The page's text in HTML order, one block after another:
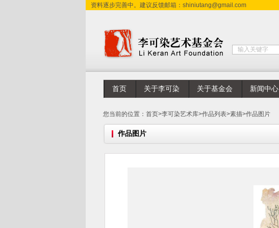
资料逐步完善中。建议反馈邮箱：shiniutang@gmail.com
首页 关于李可染 关于基金会 新闻中心
您当前的位置： 首页>李可染艺术库>作品列表>素描>作品图片
作品图片